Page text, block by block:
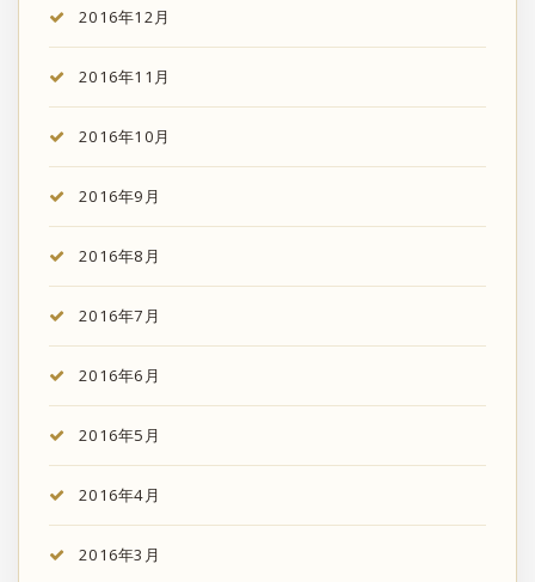
2016年12月
2016年11月
2016年10月
2016年9月
2016年8月
2016年7月
2016年6月
2016年5月
2016年4月
2016年3月